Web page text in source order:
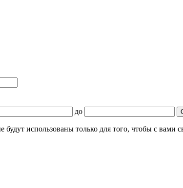
до
использованы только для того, чтобы с вами